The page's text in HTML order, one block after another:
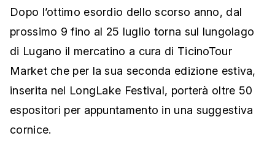
Dopo l’ottimo esordio dello scorso anno, dal
prossimo 9 fino al 25 luglio torna sul lungolago
di Lugano il mercatino a cura di TicinoTour
Market che per la sua seconda edizione estiva,
inserita nel LongLake Festival, porterà oltre 50
espositori per appuntamento in una suggestiva
cornice.